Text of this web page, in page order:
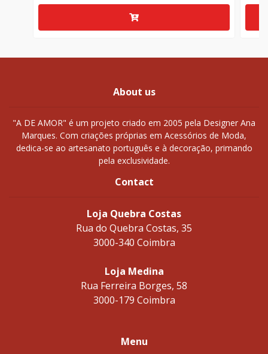
About us
"A DE AMOR" é um projeto criado em 2005 pela Designer Ana
Marques. Com criações próprias em Acessórios de Moda,
dedica-se ao artesanato português e à decoração, primando
pela exclusividade.
Contact
Loja Quebra Costas
Rua do Quebra Costas, 35
3000-340 Coimbra
Loja Medina
Rua Ferreira Borges, 58
3000-179 Coimbra
Menu